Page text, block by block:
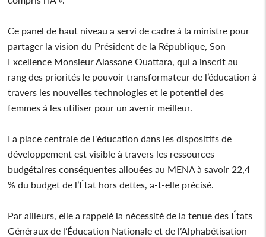
Ce panel de haut niveau a servi de cadre à la ministre pour
partager la vision du Président de la République, Son
Excellence Monsieur Alassane Ouattara, qui a inscrit au
rang des priorités le pouvoir transformateur de l’éducation à
travers les nouvelles technologies et le potentiel des
femmes à les utiliser pour un avenir meilleur.
La place centrale de l'éducation dans les dispositifs de
développement est visible à travers les ressources
budgétaires conséquentes allouées au MENA à savoir 22,4
% du budget de l’État hors dettes, a-t-elle précisé.
Par ailleurs, elle a rappelé la nécessité de la tenue des États
Généraux de l’Éducation Nationale et de l’Alphabétisation